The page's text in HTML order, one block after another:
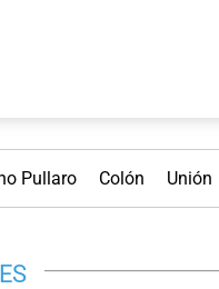
Pullaro Colón Unión